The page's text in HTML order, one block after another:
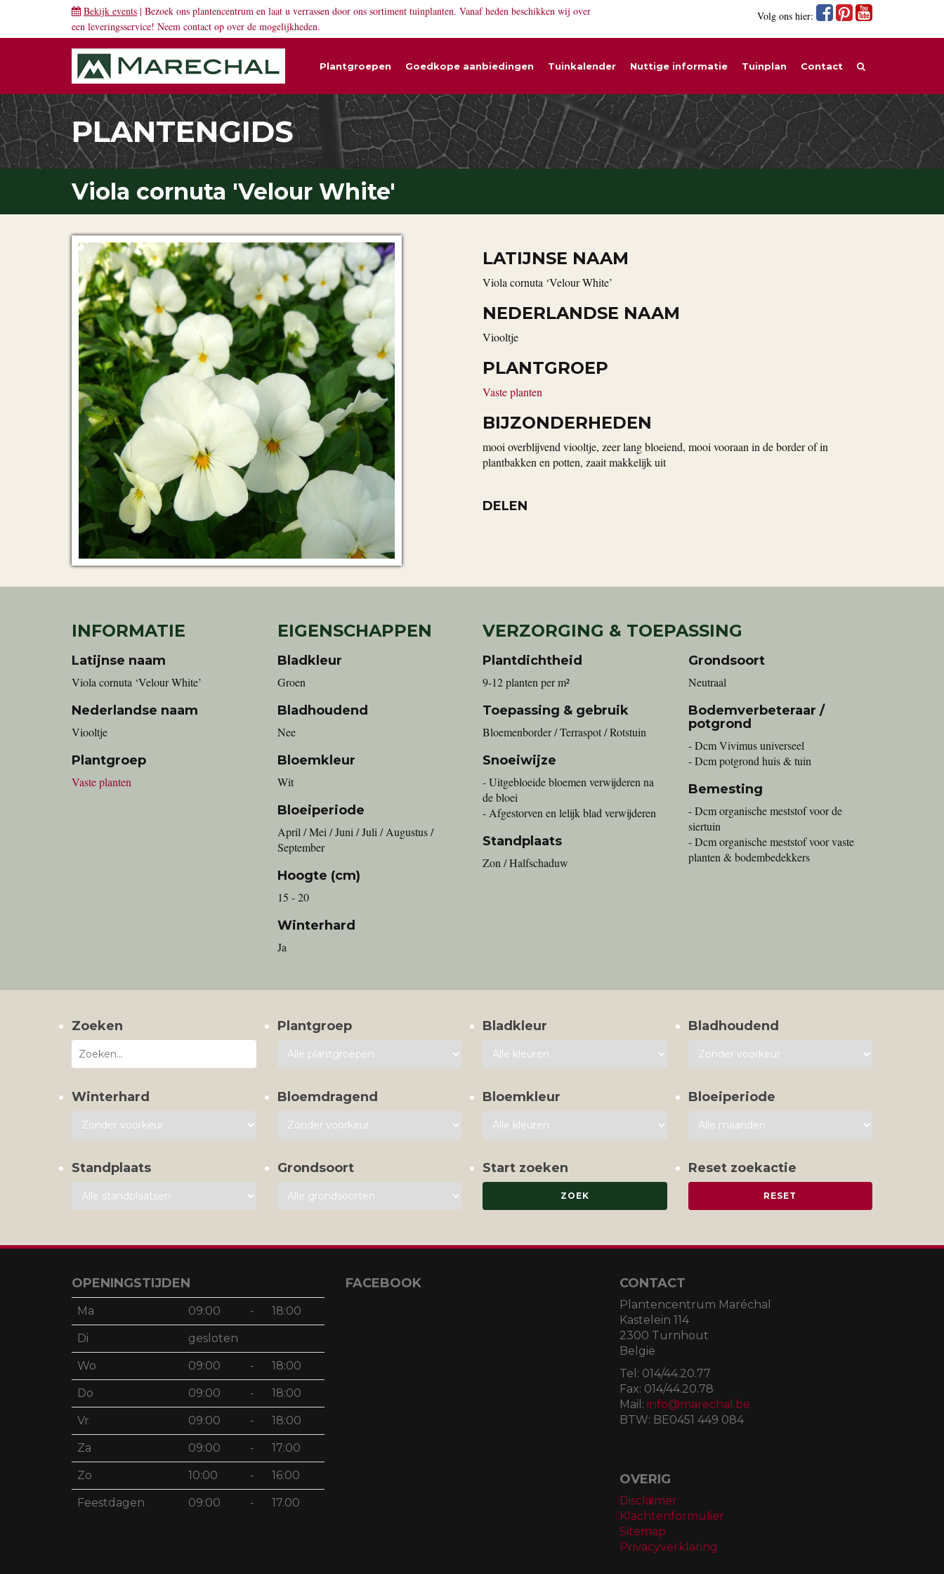
Bekijk events | Bezoek ons plantencentrum en laat u verrassen door ons sortiment tuinplanten. Vanaf heden beschikken wij over
een leveringsservice! Neem contact op over de mogelijkheden.
Volg ons hier:
Plantgroepen Goedkope aanbiedingen Tuinkalender Nuttige informatie Tuinplan Contact
PLANTENGIDS
Viola cornuta 'Velour White'
LATIJNSE NAAM
Viola cornuta ‘Velour White’
NEDERLANDSE NAAM
viooltje
PLANTGROEP
Vaste planten
BIJZONDERHEDEN
mooi overblijvend viooltje, zeer lang bloeiend, mooi vooraan in de border of in
plantbakken en potten, zaait makkelijk uit
DELEN
INFORMATIE
Latijnse naam
Viola cornuta ‘Velour White’
Nederlandse naam
viooltje
Plantgroep
Vaste planten
EIGENSCHAPPEN
Bladkleur
Groen
Bladhoudend
Nee
Bloemkleur
Wit
Bloeiperiode
April / Mei / Juni / Juli / Augustus /
September
Hoogte (cm)
15 - 20
Winterhard
Ja
VERZORGING & TOEPASSING
Plantdichtheid
9-12 planten per m²
Toepassing & gebruik
Bloemenborder / Terraspot / Rotstuin
Snoeiwijze
- Uitgebloeide bloemen verwijderen na
de bloei
- Afgestorven en lelijk blad verwijderen
Standplaats
Zon / Halfschaduw
Grondsoort
Neutraal
Bodemverbeteraar /
potgrond
- Dcm Vivimus universeel
- Dcm potgrond huis & tuin
Bemesting
- Dcm organische meststof voor de
siertuin
- Dcm organische meststof voor vaste
planten & bodembedekkers
Zoeken Plantgroep Bladkleur Bladhoudend
Winterhard Bloemdragend Bloemkleur Bloeiperiode
Standplaats Grondsoort Start zoeken Reset zoekactie
OPENINGSTIJDEN
Ma 09:00 - 18:00
Di gesloten
Wo 09:00 - 18:00
Do 09:00 - 18:00
Vr 09:00 - 18:00
Za 09:00 - 17:00
Zo 10:00 - 16:00
Feestdagen 09:00 - 17.00
FACEBOOK CONTACT
Plantencentrum Maréchal
Kastelein 114
2300 Turnhout
België
Tel: 014/44.20.77
Fax: 014/44.20.78
Mail: info@marechal.be
BTW: BE0451 449 084
OVERIG
Disclaimer
Klachtenformulier
Sitemap
Privacyverklaring